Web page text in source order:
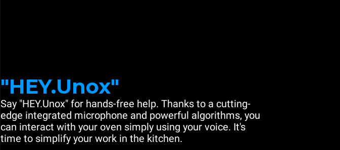
"HEY.Unox"
Say "HEY.Unox" for hands-free help. Thanks to a cutting-
edge integrated microphone and powerful algorithms, you
can interact with your oven simply using your voice. It's
time to simplify your work in the kitchen.